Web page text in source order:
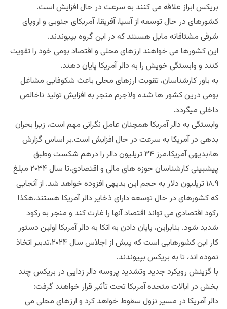
بریکس ابراز علاقه می کنند به سرعت در حال افزایش است.
کشورهای در حال توسعه از آسیا، آفریقا، آمریکای جنوبی و اروپای
شرقی مشتاقانه مایل هستند که در این گروه بپیوندند.
این کشورها می خواهند ارزهای محلی و اقتصاد بومی خود را تقویت
کنند و وابستگی خویش را به دالر آمریکا پایان دهند.
به باور کارشناسان، تقویت ارزهای محلی باعث شکوفایی مشاغل
بومی درین کشور ها شده ولاجرم منجر به افزایش تولید ناخالص
داخلی میگردد.
وابستگی به دالر آمریکا همچنان عامل نگرانی مهم است، زیرا بحران
بدهی در آمریکا به سرعت در حال افزایش است.بر اساس گزارش
ها،بدیهی آمریکا،مرز ۳۴ تریلیون دالر را درهم شکست وطبق
پیشبینی کارشناسان حوزه های مالی و اقتصادی،تا سال ۲۰۳۴ مبلغ
۱۸.۹ تریلیون دلار به حجم این بدیهی افزوده خواهد شد‌. از آنجایی
که کشورهای در حال توسعه دارای ذخایر دالر آمریکا هستند،هکذا
رکود اقتصادی می تواند اقتصاد آنها را غارت کند و منجر به رکود
شدید شود. بنابراین، پایان دادن به اتکا به دالر آمریکا اولین دستور
کار این کشورهایی است که پیش از اجلاس سال ۲۰۲۴،تدبیر اتخاذ
نموده اند، تا به بریکس بپیوندند.
با گزینش رویکرد جدید وتشدید پروسه دالر زدایی در بریکس چند
بخش در ایالات متحده آمریکا تحت تأثیر قرار خواهند گرفت:
دالر آمریکا در مسیر نزول سقوط خواهد کرد و ارزهای محلی می